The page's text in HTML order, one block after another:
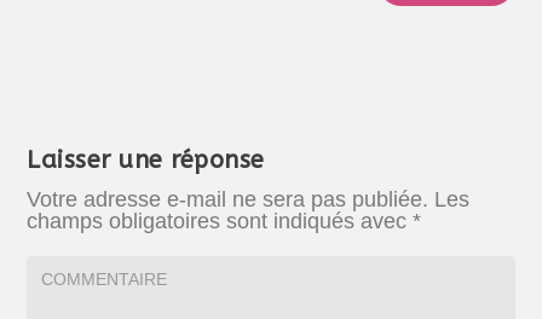
Laisser une réponse
Votre adresse e-mail ne sera pas publiée. Les
champs obligatoires sont indiqués avec*